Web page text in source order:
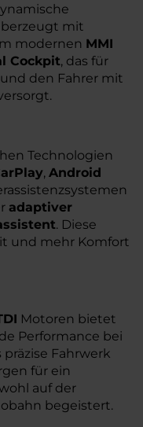
mit
modernen MMI
Cockpit, das für
den Fahrer mit
Technologien
, Android
adaptiver
. Diese
und mehr Komfort
Motoren bietet
Performance bei
Fahrwerk
für ein
auf der
begeistert.